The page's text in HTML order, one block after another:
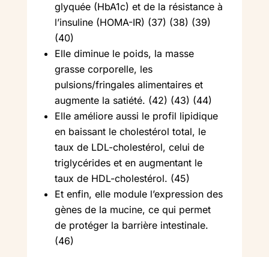
glyquée (HbA1c) et de la résistance à
l’insuline (HOMA-IR) (37) (38) (39)
(40)
Elle diminue le poids, la masse
grasse corporelle, les
pulsions/fringales alimentaires et
augmente la satiété. (42) (43) (44)
Elle améliore aussi le profil lipidique
en baissant le cholestérol total, le
taux de LDL-cholestérol, celui de
triglycérides et en augmentant le
taux de HDL-cholestérol. (45)
Et enfin, elle module l’expression des
gènes de la mucine, ce qui permet
de protéger la barrière intestinale.
(46)